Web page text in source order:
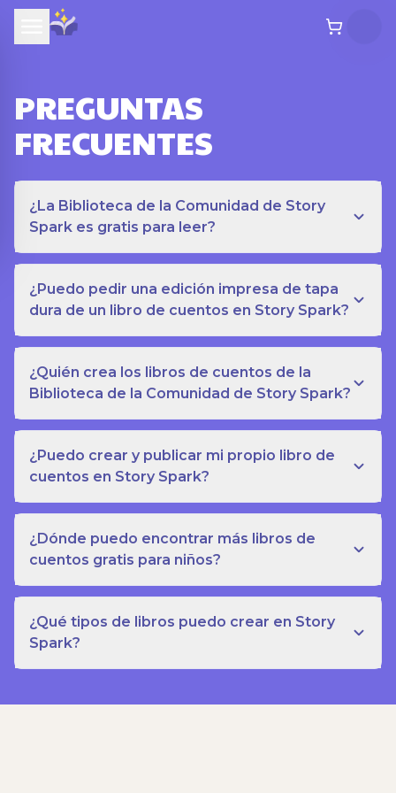
PREGUNTAS
FRECUENTES
¿La Biblioteca de la Comunidad de Story
Spark es gratis para leer?
¿Puedo pedir una edición impresa de tapa
dura de un libro de cuentos en Story Spark?
¿Quién crea los libros de cuentos de la
Biblioteca de la Comunidad de Story Spark?
¿Puedo crear y publicar mi propio libro de
cuentos en Story Spark?
¿Dónde puedo encontrar más libros de
cuentos gratis para niños?
¿Qué tipos de libros puedo crear en Story
Spark?